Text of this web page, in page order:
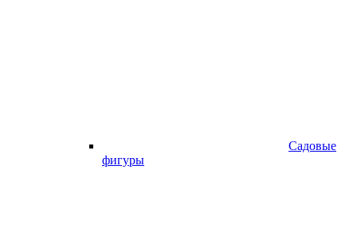
Садовые
фигуры